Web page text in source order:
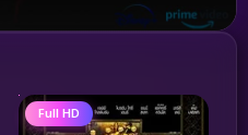
Full HD